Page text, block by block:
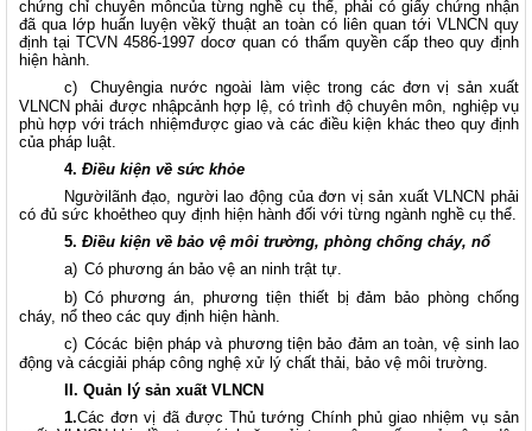
chứng chỉ chuyên môncủa từng nghề cụ thể, phải có giấy chứng nhận
đã qua lớp huấn luyện vềkỹ thuật an toàn có liên quan tới VLNCN quy
định tại TCVN 4586-1997 docơ quan có thẩm quyền cấp theo quy định
hiện hành.
c)
Chuyêngia nước ngoài làm việc trong các đơn vị sản xuất
VLNCN phải được nhậpcảnh hợp lệ, có trình độ chuyên môn, nghiệp vụ
phù hợp với trách nhiệmđược giao và các điều kiện khác theo quy định
của pháp luật.
4. Điều kiện về sức khỏe
Ngườilãnh đạo, người lao động của đơn vị sản xuất VLNCN phải
có đủ sức khoẻtheo quy định hiện hành đối với từng ngành nghề cụ thể.
5. Điều kiện về bảo vệ môi trường, phòng chống cháy, nổ
a) Có phương án bảo vệ an ninh trật tự.
b) Có phương án, phương tiện thiết bị đảm bảo phòng chống
cháy, nổ theo các quy định hiện hành.
c) Cócác biện pháp và phương tiện bảo đảm an toàn, vệ sinh lao
động và cácgiải pháp công nghệ xử lý chất thải, bảo vệ môi trường.
II. Quản lý sản xuất VLNCN
1.Các đơn vị đã được Thủ tướng Chính phủ giao nhiệm vụ sản